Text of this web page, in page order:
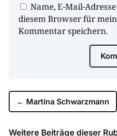
Name, E-Mail-
diesem Browser für
Kommentar speichern.
← Martina Schwarzmann
Weitere Beiträge dieser